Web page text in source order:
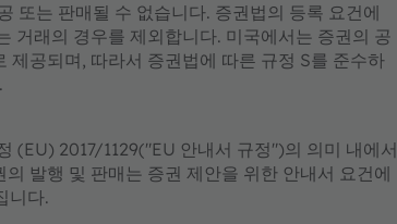
또는 판매될 수 없습니다. 증권법의 등록 요건에
거래의 경우를 제외합니다. 미국에서는 증권의 공
공되며, 따라서 증권법에 따른 규정 S를 준수하
(EU) 2017/1129("EU 안내서 규정")의 의미 내에서
발행 및 판매는 증권 제안을 위한 안내서 요건에
니다.